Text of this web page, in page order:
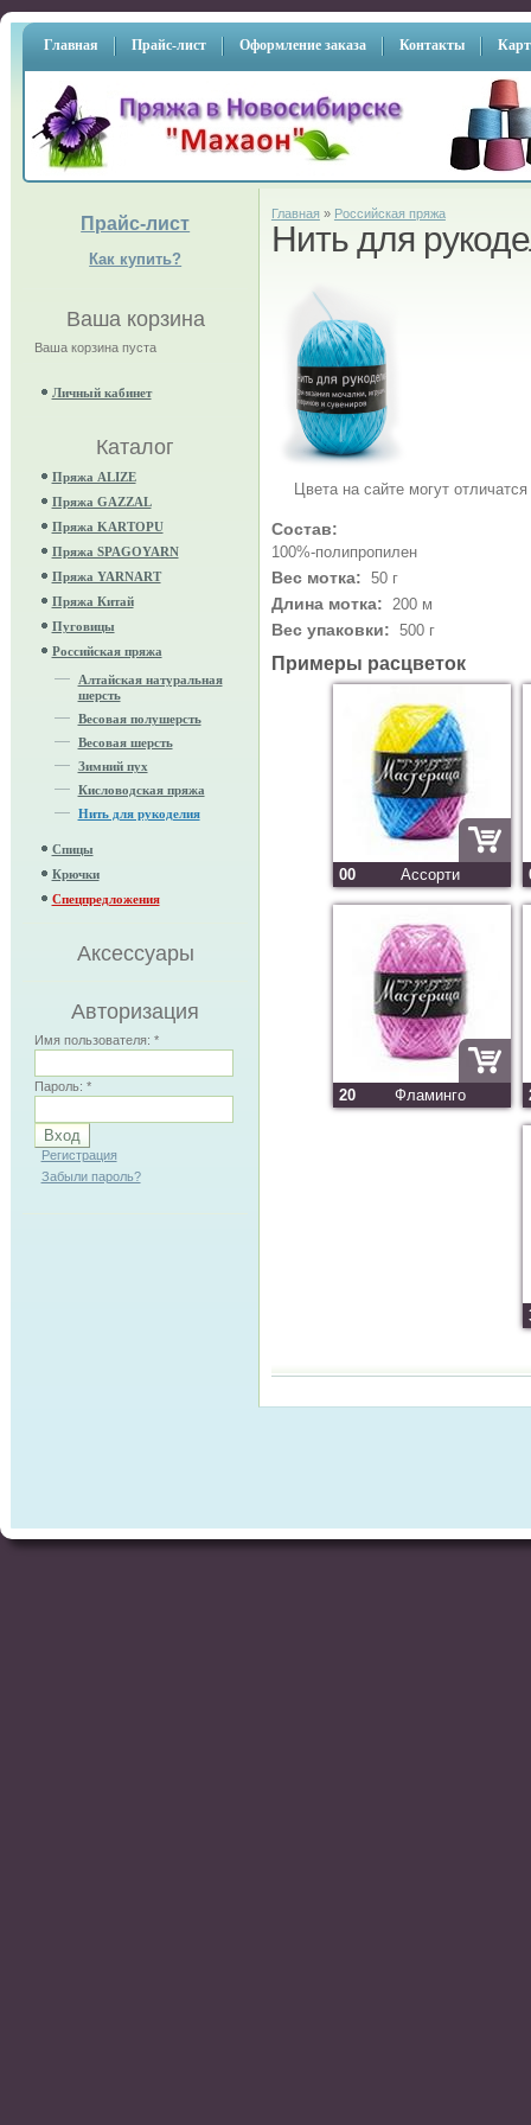
Главная Прайс-лист Оформление заказа Контакты
Прайс-лист
Как купить?
Ваша корзина
Ваша корзина пуста
Личный кабинет
Каталог
Пряжа ALIZE
Пряжа GAZZAL
Пряжа KARTOPU
Пряжа SPAGOYARN
Пряжа YARNART
Пряжа Китай
Пуговицы
Российская пряжа
Алтайская натуральная
шерсть
Весовая полушерсть
Весовая шерсть
Зимний пух
Кисловодская пряжа
Нить для рукоделия
Спицы
Крючки
Спецпредложения
Аксессуары
Авторизация
Имя пользователя: *
Пароль: *
Регистрация
Забыли пароль?
Главная » Российская пряжа
Нить для
Цвета на сайте могут
Состав:
100%-полипропилен
Вес мотка: 50 г
Длина мотка: 200 м
Вес упаковки: 500 г
Примеры расцветок
00 Ассорти
20 Фламинго